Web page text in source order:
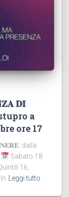
𝐃𝐈
a
ore 17
dalla
Sabato 18
16,
In Leggi tutto